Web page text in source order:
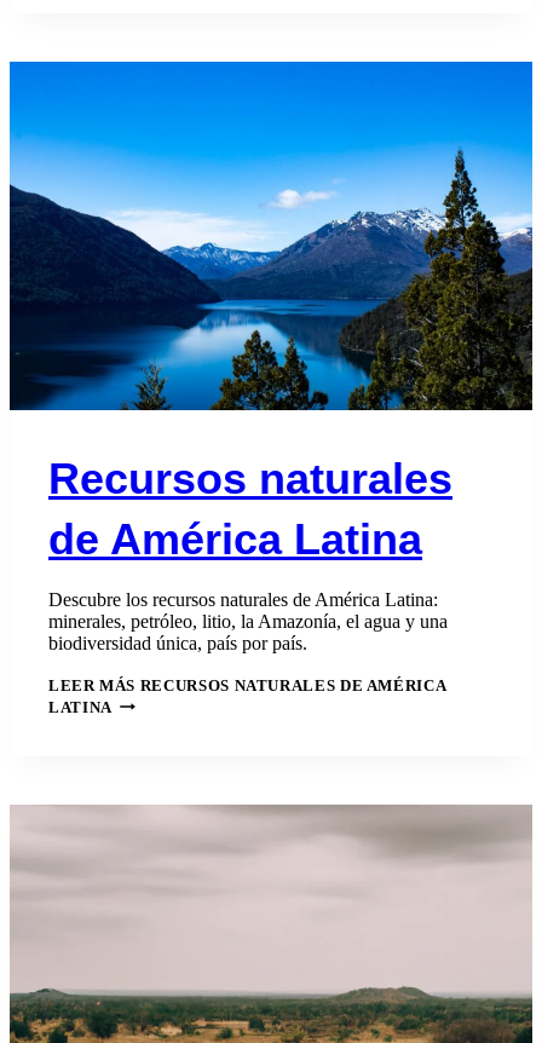
Recursos naturales
de América Latina
Descubre los recursos naturales de América Latina:
minerales, petróleo, litio, la Amazonía, el agua y una
biodiversidad única, país por país.
LEER MÁS RECURSOS NATURALES DE AMÉRICA
LATINA